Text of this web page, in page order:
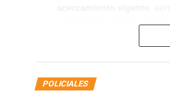
Luego de controlar la
POLICIALES